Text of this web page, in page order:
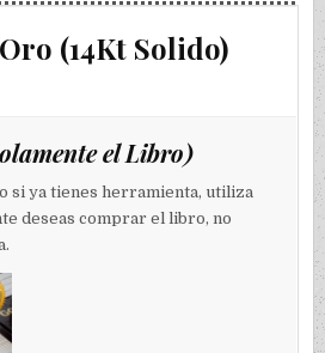
(14Kt Solido)
el Libro)
si ya tienes herramienta, utiliza
deseas comprar el libro, no